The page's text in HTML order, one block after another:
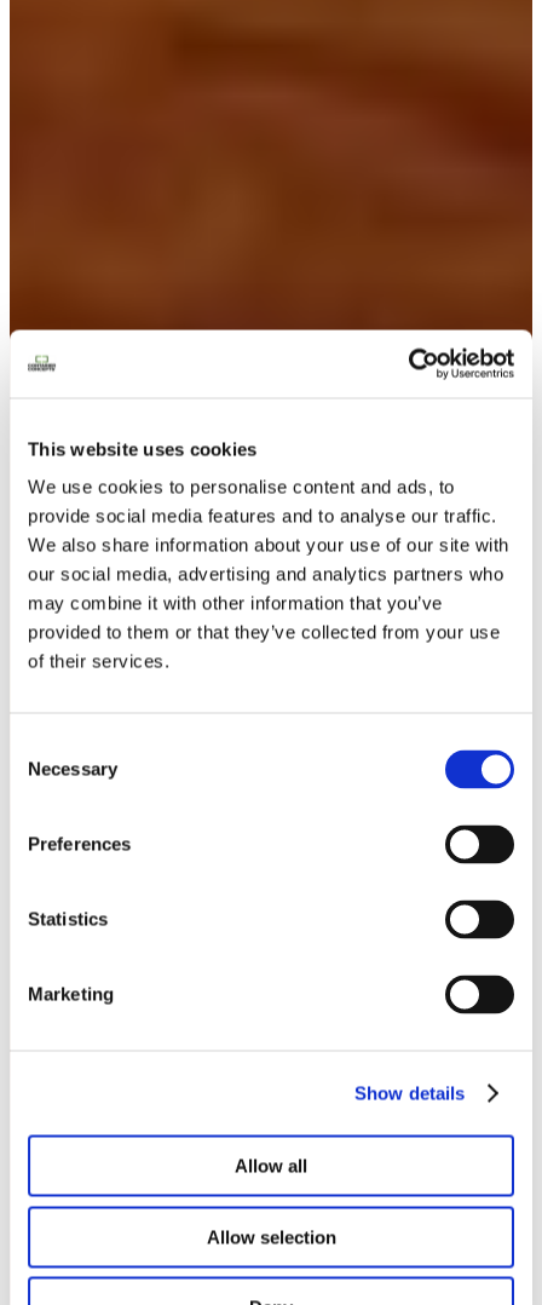
This website uses cookies
We use cookies to personalise content and ads, to
provide social media features and to analyse our traffic.
We also share information about your use of our site with
our social media, advertising and analytics partners who
may combine it with other information that you’ve
provided to them or that they’ve collected from your use
of their services.
Selection
Necessary
Preferences
Statistics
Marketing
Show details
Allow all
Allow selection
Notre lookbook et nos brochures